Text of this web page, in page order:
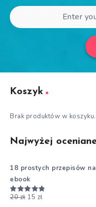
Koszyk
Brak produktów w koszyku.
Najwyżej
18 prostych przepisów
ebook
Oceniono
20zł 15 zł